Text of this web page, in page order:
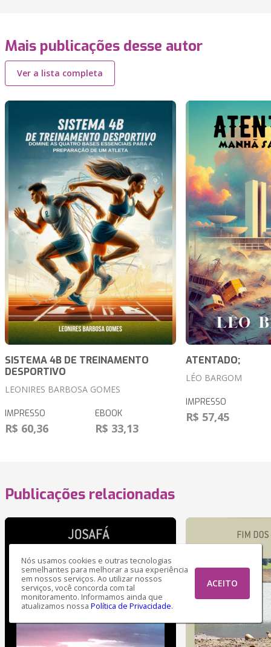
Nós usamos cookies e outras tecnologias
semelhantes para melhorar a sua experiência
em nossos serviços. Ao utilizar nossos
serviços, você concorda com tal
monitoramento. Informamos ainda que
atualizamos nossa Política de Privacidade.
ACEITO
Mais publicações desse autor
Ver a lista completa
SISTEMA 4B DE TREINAMENTO
DESPORTIVO
LEONIRES BARBOSA GOMES
IMPRESSO
R$ 60,36
EBOOK
R$ 33,13
ATENTADO;
LÉO BARGOM
IMPRESSO
R$ 57,45
Publicações relacionadas